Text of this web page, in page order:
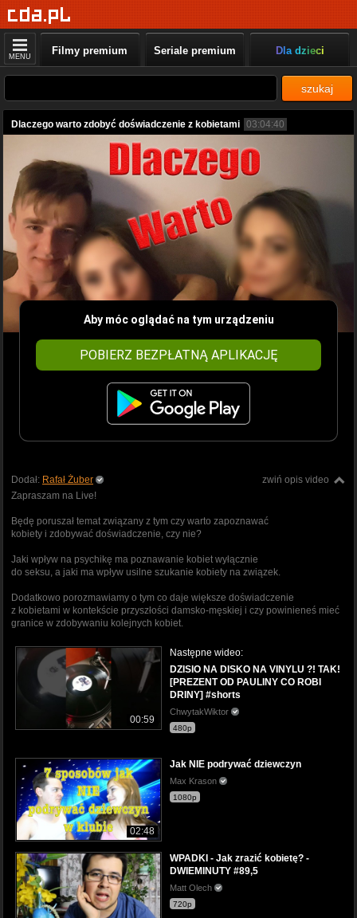
MENU Filmy premium Seriale premium Dla dzieci
szukaj
Dlaczego warto zdobyć doświadczenie z kobietami 03:04:40
Aby móc oglądać na tym urządzeniu
POBIERZ BEZPŁATNĄ APLIKACJĘ
zwiń opis video
Dodał: Rafał Żuber
Zapraszam na Live!
Będę poruszał temat związany z tym czy warto zapoznawać
kobiety i zdobywać doświadczenie, czy nie?
Jaki wpływ na psychikę ma poznawanie kobiet wyłącznie
do seksu, a jaki ma wpływ usilne szukanie kobiety na związek.
Dodatkowo porozmawiamy o tym co daje większe doświadczenie
z kobietami w kontekście przyszłości damsko-męskiej i czy powinieneś mieć
granice w zdobywaniu kolejnych kobiet.
00:59
Następne wideo:
DZISIO NA DISKO NA VINYLU ?! TAK!
[PREZENT OD PAULINY CO ROBI
DRINY] #shorts
ChwytakWiktor
480p
02:48
Jak NIE podrywać dziewczyn
Max Krason
1080p
WPADKI - Jak zrazić kobietę? -
DWIEMINUTY #89,5
Matt Olech
720p